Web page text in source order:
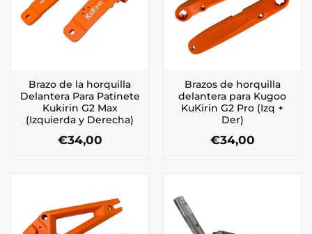
Brazo de la horquilla
Delantera Para Patinete
Kukirin G2 Max
(Izquierda y Derecha)
€34,00
Brazos de horquilla
delantera para Kugoo
KuKirin G2 Pro (Izq +
Der)
€34,00